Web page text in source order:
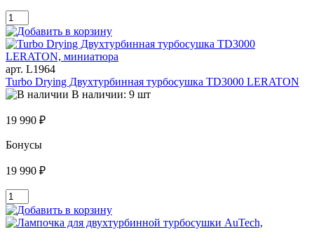
арт. L1964
Turbo Drying Двухтурбинная турбосушка TD3000 LERATON
В наличии: 9 шт
19 990 ₽
Бонусы
19 990 ₽